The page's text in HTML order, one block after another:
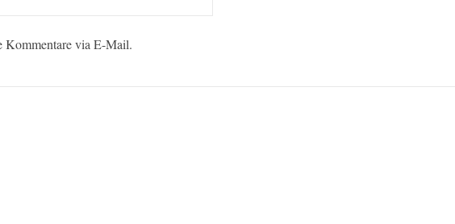
Kommentare via E-Mail.